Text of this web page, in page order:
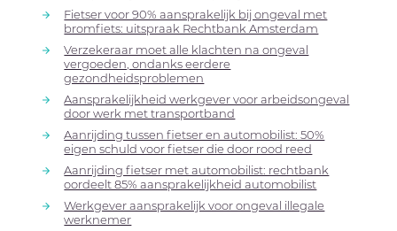
Fietser voor 90% aansprakelijk bij ongeval met
bromfiets: uitspraak Rechtbank Amsterdam
Verzekeraar moet alle klachten na ongeval
vergoeden, ondanks eerdere
gezondheidsproblemen
Aansprakelijkheid werkgever voor arbeidsongeval
door werk met transportband
Aanrijding tussen fietser en automobilist: 50%
eigen schuld voor fietser die door rood reed
Aanrijding fietser met automobilist: rechtbank
oordeelt 85% aansprakelijkheid automobilist
Werkgever aansprakelijk voor ongeval illegale
werknemer